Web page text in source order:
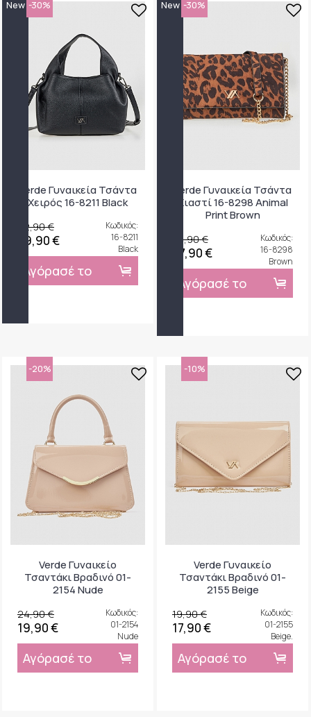
New -30%
Verde Γυναικεία Τσάντα
Χειρός 16-8211 Black
42,90 €
29,90 €
Κωδικός:
16-8211
Black
Αγόρασέ το
New -30%
Verde Γυναικεία Τσάντα
Χιαστί 16-8298 Animal
Print Brown
39,90 €
27,90 €
Κωδικός:
16-8298
Brown
Αγόρασέ το
-20%
Verde Γυναικείο
Τσαντάκι Βραδινό 01-
2154 Nude
24,90 €
19,90 €
Κωδικός:
01-2154
Nude
Αγόρασέ το
-10%
Verde Γυναικείο
Τσαντάκι Βραδινό 01-
2155 Beige
19,90 €
17,90 €
Κωδικός:
01-2155
Beige.
Αγόρασέ το